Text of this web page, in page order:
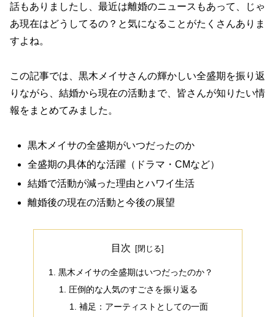
話もありましたし、最近は離婚のニュースもあって、じゃ
あ現在はどうしてるの？と気になることがたくさんありま
すよね。
この記事では、黒木メイサさんの輝かしい全盛期を振り返
りながら、結婚から現在の活動まで、皆さんが知りたい情
報をまとめてみました。
黒木メイサの全盛期がいつだったのか
全盛期の具体的な活躍（ドラマ・CMなど）
結婚で活動が減った理由とハワイ生活
離婚後の現在の活動と今後の展望
目次
黒木メイサの全盛期はいつだったのか？
圧倒的な人気のすごさを振り返る
補足：アーティストとしての一面